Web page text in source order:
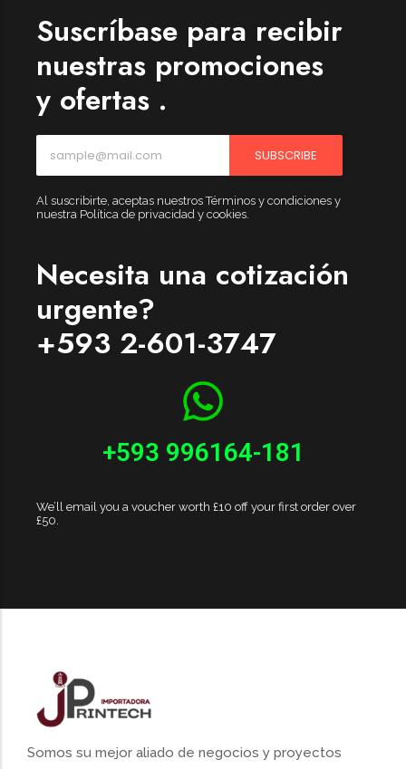
Suscríbase para recibir
nuestras promociones
y ofertas .
SUBSCRIBE
Al suscribirte, aceptas nuestros Términos y condiciones y
nuestra Política de privacidad y cookies.
Necesita una cotización
urgente?
+593 2-601-3747
+593 996164-181
We’ll email you a voucher worth £10 off your first order over
£50.
Somos su mejor aliado de negocios y proyectos